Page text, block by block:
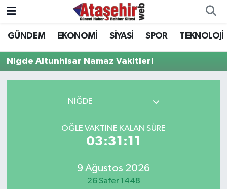
GÜNDEM EKONOMİ SİYASİ SPOR TEKNOLOJİ
Niğde Altunhisar Namaz Vakitleri
NİĞDE
ÖĞLE VAKTINE KALAN SÜRE
03:31:11
9 Ağustos 2026
26 Safer 1448
Hava Durumu
Trafik Durumu
Son Dakika Haberleri